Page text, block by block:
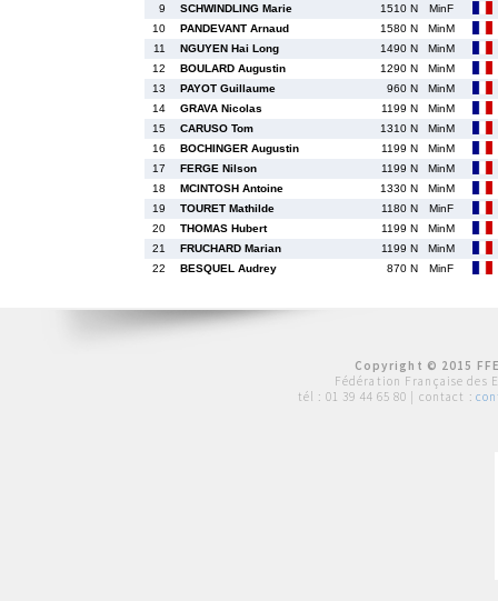
9
SCHWINDLING Marie 1510 N
MinF
10
PANDEVANT Arnaud 1580 N
MinM
11
NGUYEN Hai Long 1490 N
MinM
12
BOULARD Augustin 1290 N
MinM
13
PAYOT Guillaume 960 N
MinM
14
GRAVA Nicolas 1199 N
MinM
15
CARUSO Tom 1310 N
MinM
16
BOCHINGER Augustin 1199 N
MinM
17
FERGE Nilson 1199 N
MinM
18
MCINTOSH Antoine 1330 N
MinM
19
TOURET Mathilde 1180 N
MinF
20
THOMAS Hubert 1199 N
MinM
21
FRUCHARD Marian 1199 N
MinM
22
BESQUEL Audrey 870 N MinF
Copyright © 2015
Fédération Française des
tél : 01 39 44 65 80 | contact :